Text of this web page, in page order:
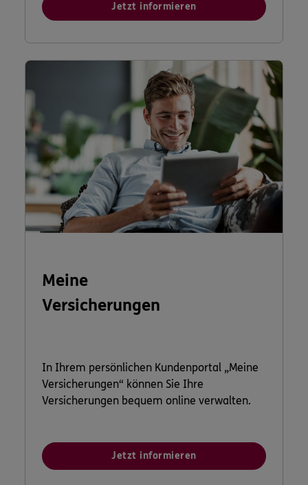
Jetzt informieren
Meine
Versicherungen
In Ihrem persönlichen Kundenportal „Meine
Versicherungen“ können Sie Ihre
Versicherungen bequem online verwalten.
Jetzt informieren